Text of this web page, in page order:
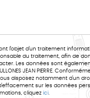
l’objet d’un traitement
du traitement, afin de
Les données sont
à la
disposez notamment d'un
sur les données
cliquezici